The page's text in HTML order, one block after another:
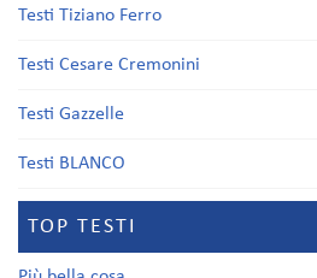
Testi Tiziano Ferro
Testi Cesare Cremonini
Testi Gazzelle
Testi BLANCO
TOP TESTI